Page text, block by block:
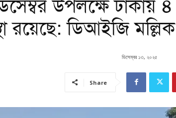
উপলক্ষে ঢাকায় ৪
রয়েছে: ডিআইজি মল্লিক
ডিসেম্বর ১৩, ২০২৫
Share